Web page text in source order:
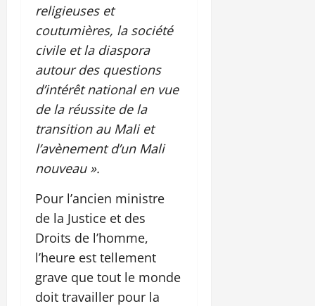
religieuses et
coutumières, la société
civile et la diaspora
autour des questions
d’intérêt national en vue
de la réussite de la
transition au Mali et
l’avènement d’un Mali
nouveau ».
Pour l’ancien ministre
de la Justice et des
Droits de l’homme,
l’heure est tellement
grave que tout le monde
doit travailler pour la